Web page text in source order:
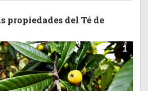
propiedades del Té de
1